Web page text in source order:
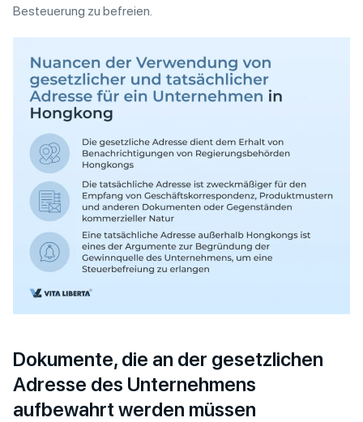
Besteuerung zu befreien.
Dokumente, die an der gesetzlichen
Adresse des Unternehmens
aufbewahrt werden müssen